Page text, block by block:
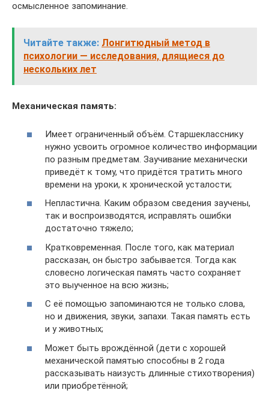
осмысленное запоминание.
Читайте также: Лонгитюдный метод в
психологии — исследования, длящиеся до
нескольких лет
Механическая память:
Имеет ограниченный объём. Старшекласснику
нужно усвоить огромное количество информации
по разным предметам. Заучивание механически
приведёт к тому, что придётся тратить много
времени на уроки, к хронической усталости;
Непластична. Каким образом сведения заучены,
так и воспроизводятся, исправлять ошибки
достаточно тяжело;
Кратковременная. После того, как материал
рассказан, он быстро забывается. Тогда как
словесно логическая память часто сохраняет
это выученное на всю жизнь;
С её помощью запоминаются не только слова,
но и движения, звуки, запахи. Такая память есть
и у животных;
Может быть врождённой (дети с хорошей
механической памятью способны в 2 года
рассказывать наизусть длинные стихотворения)
или приобретённой;